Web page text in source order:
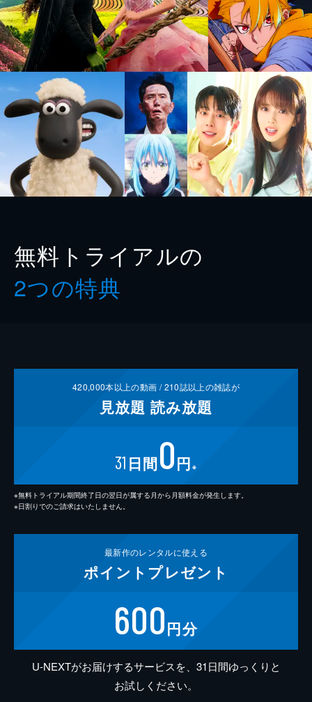
無料トライアルの
2つの特典
420,000本以上の動画 /210誌以上の雑誌が
見放題 読み放題
31 日間0円 ※
※無料トライアル期間終了日の翌日が属する月から月額料金が発生します。
※日割りでのご請求はいたしません。
最新作のレンタルに使える
ポイント プレゼント
600円分
U-NEXTがお届けするサービスを、31日間ゆっくりと
お試しください。